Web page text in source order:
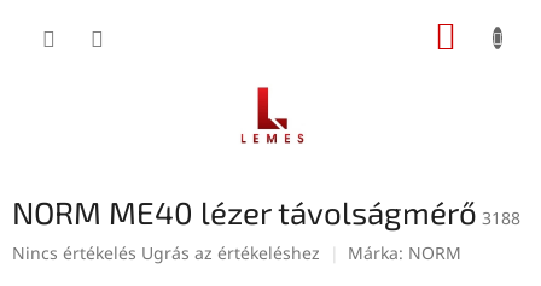
KOSÁR
NORM ME40 lézer távolságmérő 3188
A
Nincs értékelés Ugrás az értékeléshez Márka: NORM